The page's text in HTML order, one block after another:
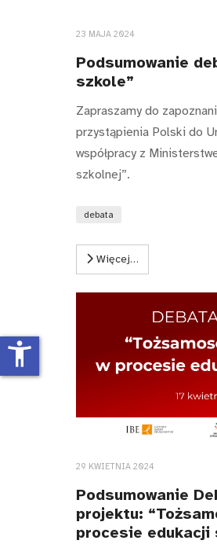
23 MAJA 2024
Podsumowanie
szkole”
Zapraszamy do
przystąpienia Polski do
współpracy z
szkolnej”.
debata
Więcej…
29 KWIETNIA 2024
Podsumowanie
projektu:
procesie edukacji
accessibility_new